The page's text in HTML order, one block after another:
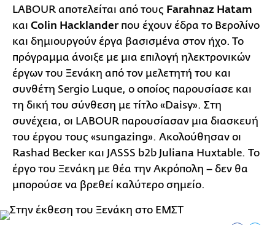
LABOUR αποτελείται από τους Farahnaz Hatam
και Colin Hacklanderπου έχουν έδρα το Βερολίνο
και δημιουργούν έργα βασισμένα στον ήχο. Το
πρόγραμμα άνοιξε με μια επιλογή ηλεκτρονικών
έργων του Ξενάκη από τον μελετητή του και
συνθέτη Sergio Luque, ο οποίος παρουσίασε και
τη δική του σύνθεση με τίτλο «Daisy». Στη
συνέχεια, οι LABOUR παρουσίασαν μια διασκευή
του έργου τους «sungazing». Ακολούθησαν οι
Rashad Becker και JASSS b2b Juliana Huxtable. Το
έργο του Ξενάκη με θέα την Ακρόπολη – δεν θα
μπορούσε να βρεθεί καλύτερο σημείο.